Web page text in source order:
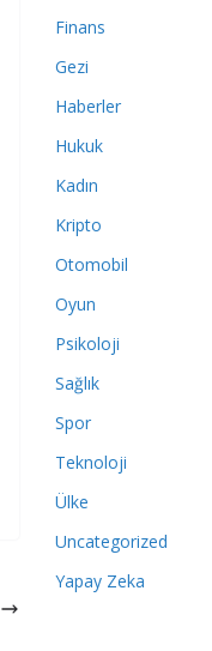
Finans
Gezi
Haberler
Hukuk
Kadın
Kripto
Otomobil
Oyun
Psikoloji
Sağlık
Spor
Teknoloji
Ülke
Uncategorized
Yapay Zeka